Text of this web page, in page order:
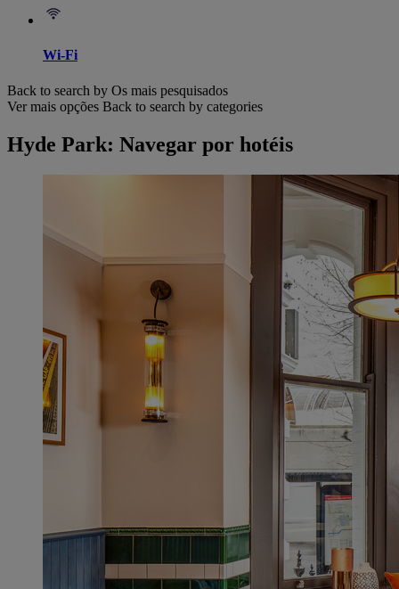
Wi-Fi
Back to search by Os mais pesquisados
Ver mais opções Back to search by categories
Hyde Park: Navegar por hotéis